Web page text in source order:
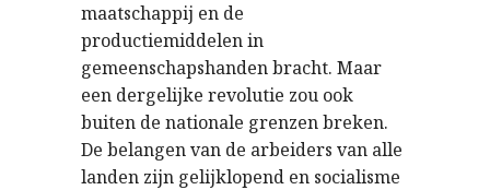
maatschappij en de
productiemiddelen in
gemeenschapshanden bracht. Maar
een dergelijke revolutie zou ook
buiten de nationale grenzen breken.
De belangen van de arbeiders van alle
landen zijn gelijklopend en socialisme